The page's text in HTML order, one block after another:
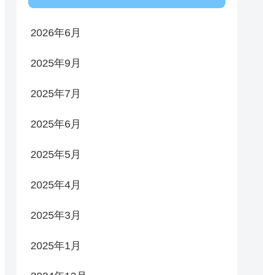
2026年6月
2025年9月
2025年7月
2025年6月
2025年5月
2025年4月
2025年3月
2025年1月